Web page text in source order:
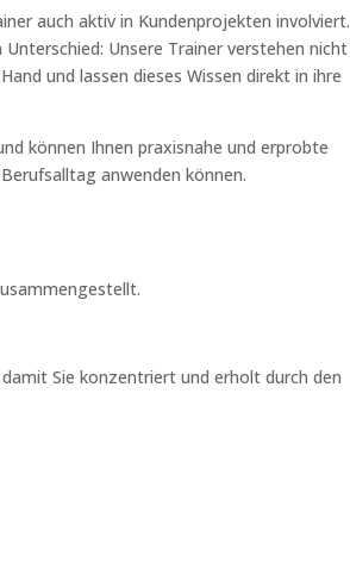
auch aktiv in Kundenprojekten involviert.
Unsere Trainer verstehen nicht
und lassen dieses Wissen direkt in ihre
können Ihnen praxisnahe und erprobte
anwenden können.
Sie konzentriert und erholt durch den